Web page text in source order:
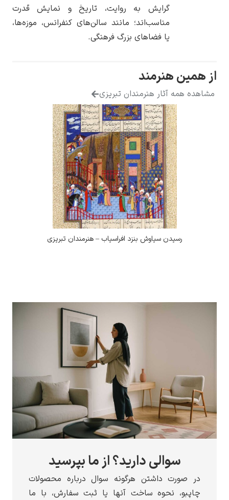
گرایش به روایت، تاریخ و نمایش قدرت
مناسب‌اند؛ مانند سالن‌های کنفرانس، موزه‌ها،
یا فضاهای بزرگ فرهنگی.
از همین هنرمند
مشاهده همه آثار هنرمندان تبریزی
رسیدن سیاوش بنزد افراسیاب – هنرمندان تبریزی
سوالی دارید؟ از ما بپرسید
در صورت داشتن هرگونه سوال درباره محصولات
چاپبو، نحوه ساخت آنها یا ثبت سفارش، با ما